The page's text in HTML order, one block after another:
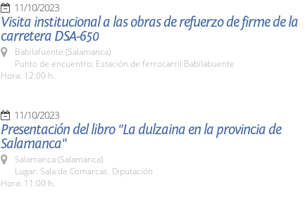
11/10/2023
Visita institucional a las obras de refuerzo de firme de la
carretera DSA-650
Babilafuente (Salamanca)
Punto de encuentro: Estación de ferrocarril Babilabuente
Hora: 12:00 h.
11/10/2023
Presentación del libro "La dulzaina en la provincia de
Salamanca"
Salamanca (Salamanca)
Lugar: Sala de Comarcas. Diputación
Hora: 11:00 h.